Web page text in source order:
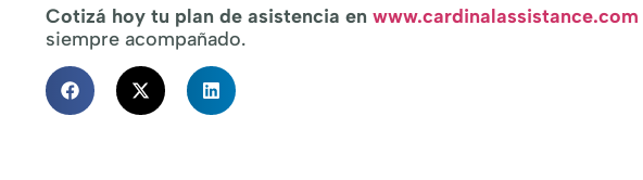
Cotizá hoy tu plan de asistencia en www.cardinalassistance.com
siempre acompañado.